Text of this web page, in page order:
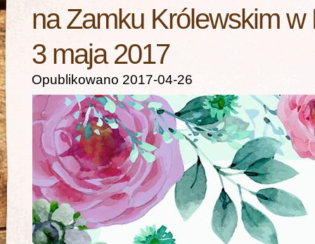
na Zamku Królewskim w
3 maja 2017
Opublikowano 2017-04-26